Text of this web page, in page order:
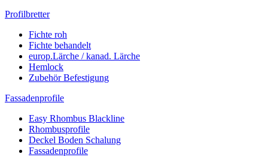
Profilbretter
Fichte roh
Fichte behandelt
europ.Lärche / kanad. Lärche
Hemlock
Zubehör Befestigung
Fassadenprofile
Easy Rhombus Blackline
Rhombusprofile
Deckel Boden Schalung
Fassadenprofile